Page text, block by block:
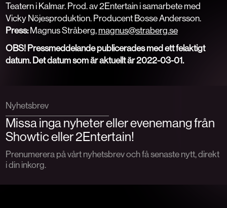
Teatern i Kalmar. Prod. av 2Entertain i samarbete med
Vicky Nöjesproduktion. Producent Bosse Andersson.
Press:Magnus Stråberg, magnus@straberg.se
OBS! Pressmeddelande publicerades med ett felaktigt
datum. Det datum som är aktuellt är 2022-03-01.
Nyhetsbrev
Missa inga nyheter eller evenemang från
Showtic eller 2Entertain!
Prenumerera på vårt nyhetsbrev och få senaste nytt, direkt
i din inkorg.